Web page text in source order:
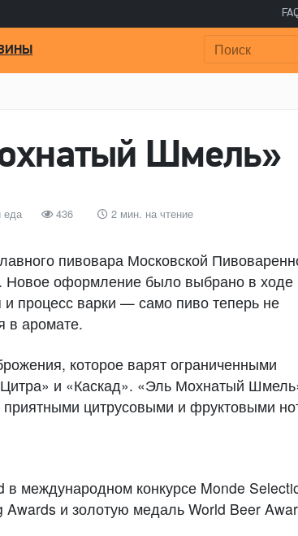
Поиск:
Шмель»
еда 436 2 мин. на чтение
пивовара Московской
оформление было выбрано в ходе
процесс варки — само пиво теперь не
в аромате.
которое варят ограниченными
и «Каскад». «Эль Мохнатый
цитрусовыми и фруктовыми
международном конкурсе Monde
и золотую медаль World Beer